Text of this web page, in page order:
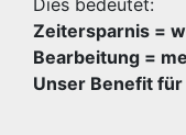
Dies bedeutet:
Zeitersparnis =
Bearbeitung =
Unser Benefit für